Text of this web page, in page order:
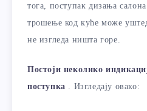
тога, поступак дизања
трошење код куће може
не изгледа ништа горе.
Постоји неколико
поступка . Изгледају овако: